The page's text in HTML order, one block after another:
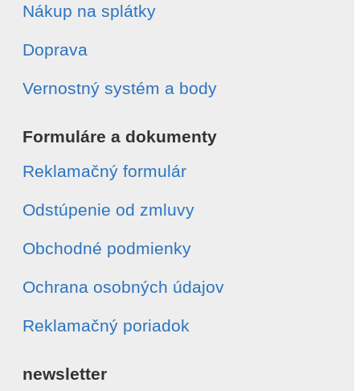
Nákup na splátky
Doprava
Vernostný systém a body
Formuláre a dokumenty
Reklamačný formulár
Odstúpenie od zmluvy
Obchodné podmienky
Ochrana osobných údajov
Reklamačný poriadok
newsletter